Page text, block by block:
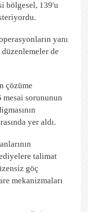
bölgesel, 139'u
yanı
de
çözüme
sorununun
yer aldı.
talimat
göç
mekanizmaları